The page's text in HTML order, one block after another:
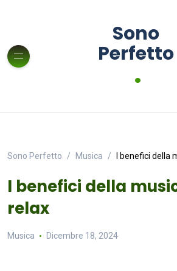
Sono
Perfetto
.
Sono Perfetto Musica I benefici della
I benefici della
relax
Musica Dicembre 18, 2024